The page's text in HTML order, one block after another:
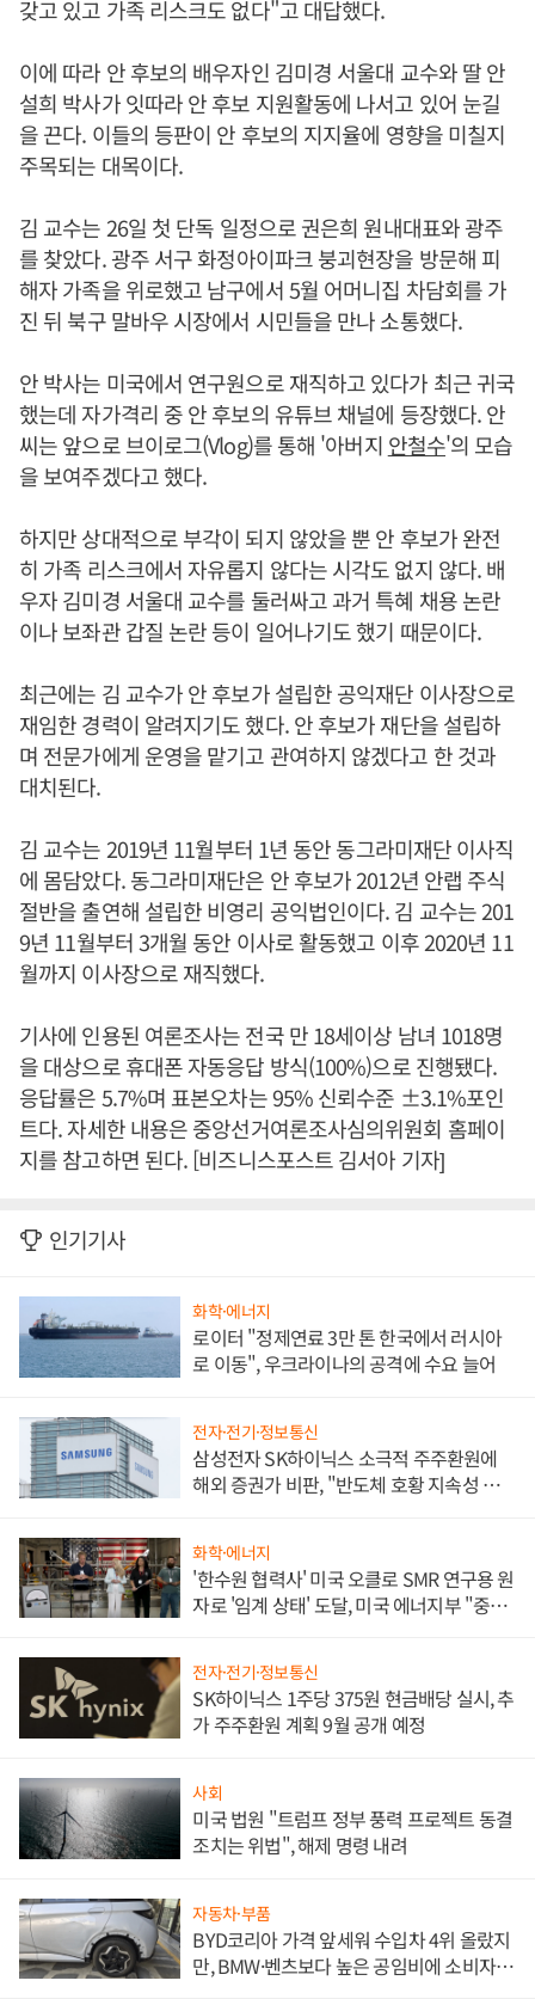
갖고 있고 가족 리스크도 없다"고 대답했다.
이에 따라 안 후보의 배우자인 김미경 서울대 교수와 딸 안
설희 박사가 잇따라 안 후보 지원활동에 나서고 있어 눈길
을 끈다. 이들의 등판이 안 후보의 지지율에 영향을 미칠지
주목되는 대목이다.
김 교수는 26일 첫 단독 일정으로 권은희 원내대표와 광주
를 찾았다. 광주 서구 화정아이파크 붕괴현장을 방문해 피
해자 가족을 위로했고 남구에서 5월 어머니집 차담회를 가
진 뒤 북구 말바우 시장에서 시민들을 만나 소통했다.
안 박사는 미국에서 연구원으로 재직하고 있다가 최근 귀국
했는데 자가격리 중 안 후보의 유튜브 채널에 등장했다. 안
씨는 앞으로 브이로그(Vlog)를 통해 '아버지 안철수'의 모습
을 보여주겠다고 했다.
하지만 상대적으로 부각이 되지 않았을 뿐 안 후보가 완전
히 가족 리스크에서 자유롭지 않다는 시각도 없지 않다. 배
우자 김미경 서울대 교수를 둘러싸고 과거 특혜 채용 논란
이나 보좌관 갑질 논란 등이 일어나기도 했기 때문이다.
최근에는 김 교수가 안 후보가 설립한 공익재단 이사장으로
재임한 경력이 알려지기도 했다. 안 후보가 재단을 설립하
며 전문가에게 운영을 맡기고 관여하지 않겠다고 한 것과
대치된다.
김 교수는 2019년 11월부터 1년 동안 동그라미재단 이사직
에 몸담았다. 동그라미재단은 안 후보가 2012년 안랩 주식
절반을 출연해 설립한 비영리 공익법인이다. 김 교수는 201
9년 11월부터 3개월 동안 이사로 활동했고 이후 2020년 11
월까지 이사장으로 재직했다.
기사에 인용된 여론조사는 전국 만 18세이상 남녀 1018명
을 대상으로 휴대폰 자동응답 방식(100%)으로 진행됐다.
응답률은 5.7%며 표본오차는 95% 신뢰수준 ±3.1%포인
트다. 자세한 내용은 중앙선거여론조사심의위원회 홈페이
지를 참고하면 된다. [비즈니스포스트 김서아 기자]
인기기사
화학·에너지
로이터 "정제연료 3만 톤 한국에서 러시아
로 이동", 우크라이나의 공격에 수요 늘어
전자·전기·정보통신
삼성전자 SK하이닉스 소극적 주주환원에
해외 증권가 비판, "반도체 호황 지속성 의
화학·에너지
'한수원 협력사' 미국 오클로 SMR 연구용 원
자로 '임계 상태' 도달, 미국 에너지부 "중요
전자·전기·정보통신
SK하이닉스 1주당 375원 현금배당 실시, 추
가 주주환원 계획 9월 공개 예정
사회
미국 법원 "트럼프 정부 풍력 프로젝트 동결
조치는 위법", 해제 명령 내려
자동차·부품
BYD코리아 가격 앞세워 수입차 4위 올랐지
만, BMW·벤츠보다 높은 공임비에 소비자